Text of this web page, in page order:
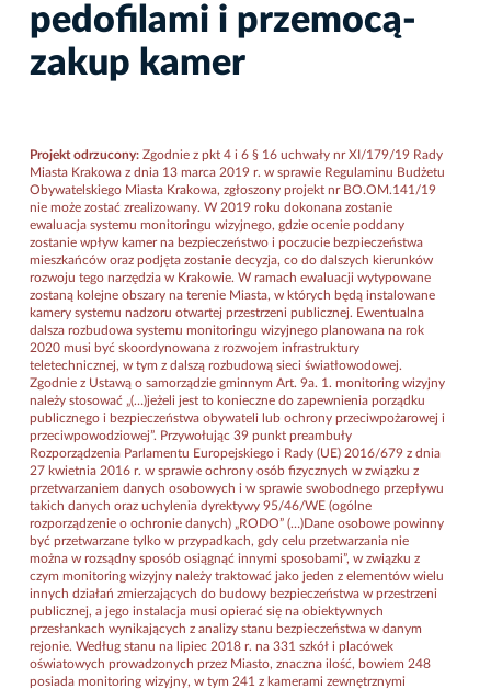
pedofilami i przemocą-
zakup kamer
Projekt odrzucony: Zgodnie z pkt 4 i 6 § 16 uchwały nr XI/179/19 Rady
Miasta Krakowa z dnia 13 marca 2019 r. w sprawie Regulaminu Budżetu
Obywatelskiego Miasta Krakowa, zgłoszony projekt nr BO.OM.141/19
nie może zostać zrealizowany. W 2019 roku dokonana zostanie
ewaluacja systemu monitoringu wizyjnego, gdzie ocenie poddany
zostanie wpływ kamer na bezpieczeństwo i poczucie bezpieczeństwa
mieszkańców oraz podjęta zostanie decyzja, co do dalszych kierunków
rozwoju tego narzędzia w Krakowie. W ramach ewaluacji wytypowane
zostaną kolejne obszary na terenie Miasta, w których będą instalowane
kamery systemu nadzoru otwartej przestrzeni publicznej. Ewentualna
dalsza rozbudowa systemu monitoringu wizyjnego planowana na rok
2020 musi być skoordynowana z rozwojem infrastruktury
teletechnicznej, w tym z dalszą rozbudową sieci światłowodowej.
Zgodnie z Ustawą o samorządzie gminnym Art. 9a. 1. monitoring wizyjny
należy stosować „(…)jeżeli jest to konieczne do zapewnienia porządku
publicznego i bezpieczeństwa obywateli lub ochrony przeciwpożarowej i
przeciwpowodziowej”. Przywołując 39 punkt preambuły
Rozporządzenia Parlamentu Europejskiego i Rady (UE) 2016/679 z dnia
27 kwietnia 2016 r. w sprawie ochrony osób fizycznych w związku z
przetwarzaniem danych osobowych i w sprawie swobodnego przepływu
takich danych oraz uchylenia dyrektywy 95/46/WE (ogólne
rozporządzenie o ochronie danych) „RODO” (…)Dane osobowe powinny
być przetwarzane tylko w przypadkach, gdy celu przetwarzania nie
można w rozsądny sposób osiągnąć innymi sposobami”, w związku z
czym monitoring wizyjny należy traktować jako jeden z elementów wielu
innych działań zmierzających do budowy bezpieczeństwa w przestrzeni
publicznej, a jego instalacja musi opierać się na obiektywnych
przesłankach wynikających z analizy stanu bezpieczeństwa w danym
rejonie. Według stanu na lipiec 2018 r. na 331 szkół i placówek
oświatowych prowadzonych przez Miasto, znaczna ilość, bowiem 248
posiada monitoring wizyjny, w tym 241 z kamerami zewnętrznymi